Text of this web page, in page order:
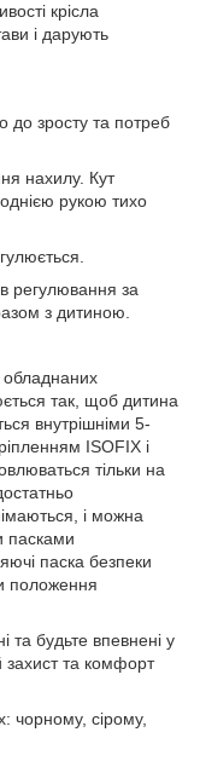
крісла
і дарують
до зросту та потреб
нахилу. Кут
рукою тихо
регулювання за
з дитиною.
обладнаних
так, щоб дитина
внутрішніми 5-
ISOFIX і
тільки на
і можна
пасками
паска безпеки
положення
та будьте впевнені у
та комфорт
чорному, сірому,